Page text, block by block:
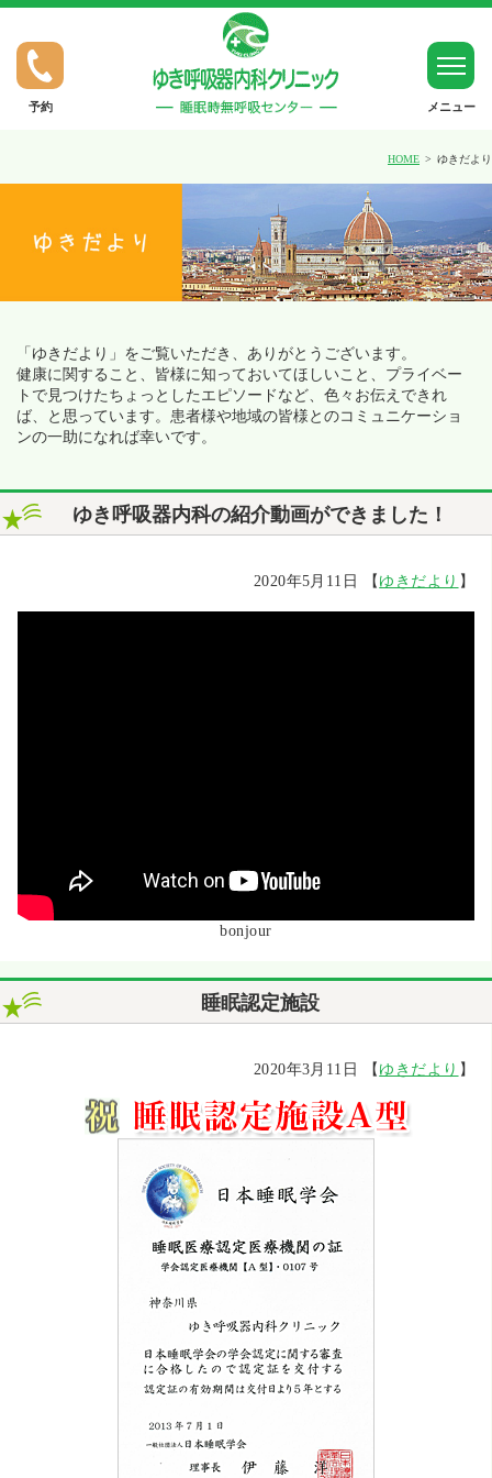
予約 メニュー
SASについて（睡眠時無呼吸症候群）
呼吸器疾患について（喘息など）
禁煙外来について
花粉症について
HOME ゆきだより
「ゆきだより」をご覧いただき、ありがとうございます。
健康に関すること、皆様に知っておいてほしいこと、プライベー
トで見つけたちょっとしたエピソードなど、色々お伝えできれ
ば、と思っています。患者様や地域の皆様とのコミュニケーショ
ンの一助になれば幸いです。
ゆき呼吸器内科の紹介動画ができました！
2020年5月11日 【 ゆきだより 】
bonjour
睡眠認定施設
2020年3月11日 【 ゆきだより 】